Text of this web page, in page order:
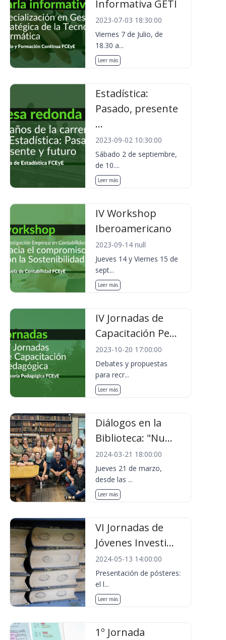
Informativa GETI
2023-07-03 18:30:00
Viernes 7 de Julio, de
18.30 a...
Leer más
Estadística:
Pasado, presente
...
2023-09-02 10:30:00
Sábado 2 de septiembre,
de 10....
Leer más
IV Workshop
Iberoamericano
2023-09-14 null
Jueves 14 y Viernes 15 de
sept...
Leer más
IV Jornadas de
Capacitación Pe...
2023-10-20 17:00:00
Debates y propuestas
para recr...
Leer más
Diálogos en la
Biblioteca: "Nu...
2024-03-21 18:00:00
Jueves 21 de marzo,
desde las ...
Leer más
VI Jornadas de
Jóvenes Investi...
2024-05-13 14:00:00
Presentación de pósteres:
el l...
Leer más
1º Jornada